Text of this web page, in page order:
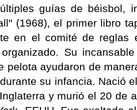
guías de béisbol,
(1968), el primer libro
en el comité de reglas
Su
pelota ayudaron de
su infancia. Nació
y murió el 20 de